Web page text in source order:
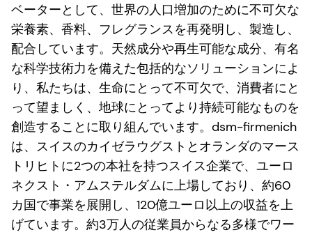
ベーターとして、世界の人口増加のために不可欠な
栄養素、香料、フレグランスを再発明し、製造し、
配合しています。天然成分や再生可能な成分、有名
な科学技術力を備えた包括的なソリューションによ
り、私たちは、生命にとって不可欠で、消費者にと
って望ましく、地球にとってより持続可能なものを
創造することに取り組んでいます。dsm-firmenich
は、スイスのカイゼラウグストとオランダのマース
トリヒトに2つの本社を持つスイス企業で、ユーロ
ネクスト・アムステルダムに上場しており、約60
カ国で事業を展開し、120億ユーロ以上の収益を上
げています。約3万人の従業員からなる多様でワー